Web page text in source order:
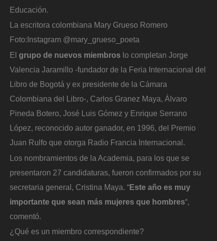
Educación.
La escritora colombiana Mary Grueso Romero
Foto:Instagram @mary_grueso_poeta
El grupo de nuevos miembros lo completan Jorge
Valencia Jaramillo -fundador de la Feria Internacional del
Libro de Bogotá y ex presidente de la Cámara
Colombiana del Libro-, Carlos Granez Maya, Álvaro
Pineda Botero, José Luis Gómez y Enrique Serrano
López, reconocido autor ganador, en 1996, del Premio
Juan Rulfo que otorga Radio Francia Internacional.
Los nombramientos de la Academia, para los que se
presentaron 27 candidaturas, fueron confirmados por su
secretaria general, Cristina Maya. “Este año es muy
importante que sean más mujeres que hombres“,
comentó.
¿Qué es un miembro correspondiente?